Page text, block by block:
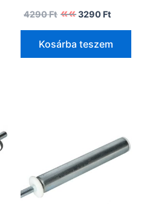
4290Ft
Original
price
was:
4290 Ft.
3290 Ft
is:
3290 Ft.
Kosárba teszem